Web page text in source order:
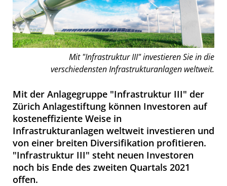
Mit "Infrastruktur III" investieren Sie in die
verschiedensten Infrastrukturanlagen weltweit.
Mit der Anlagegruppe "Infrastruktur III" der
Zürich Anlagestiftung können Investoren auf
kosteneffiziente Weise in
Infrastrukturanlagen weltweit investieren und
von einer breiten Diversifikation profitieren.
"Infrastruktur III" steht neuen Investoren
noch bis Ende des zweiten Quartals 2021
offen.